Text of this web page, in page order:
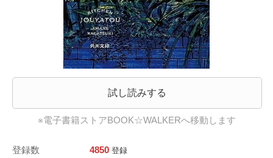
試し読みする
※電子書籍ストアBOOK☆WALKERへ移動します
登録数 4850 登録